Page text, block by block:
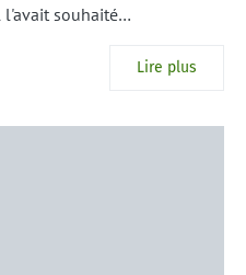
l'avait souhaité…
Lire plus